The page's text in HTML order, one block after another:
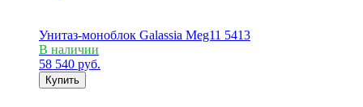
Унитаз-моноблок Galassia Meg11 5413
В наличии
58 540 руб.
Купить